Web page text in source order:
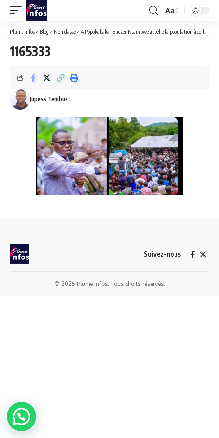
Font
Resizer
Aa
Plume Infos > Blog > Non classé > À Popokabaka- Eliezer Ntambwe appelle la population à collaborer avec l’armée pour le retour définitif de la paix
1165333
Jupess Tembue
Suivez-nous
© 2025 Plume Infos. Tous droits réservés.